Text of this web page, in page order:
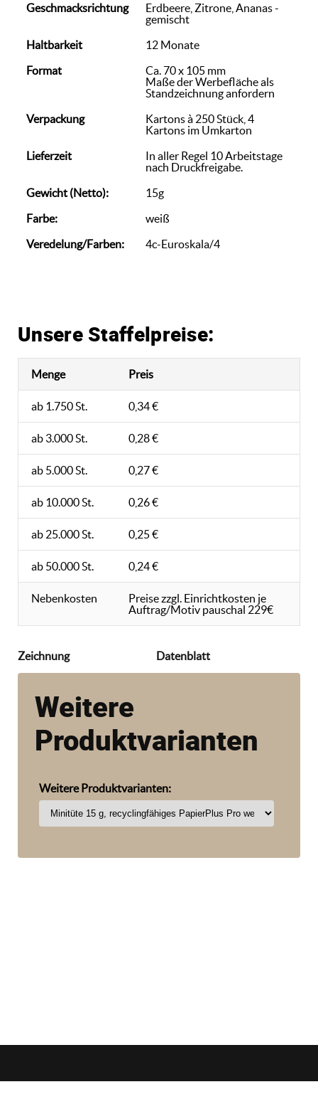
Geschmacksrichtung
Erdbeere, Zitrone, Ananas -
gemischt
Haltbarkeit
12 Monate
Format
Ca. 70 x 105 mm
Maße der Werbefläche als
Standzeichnung anfordern
Verpackung
Kartons à 250 Stück, 4
Kartons im Umkarton
Lieferzeit
In aller Regel 10 Arbeitstage
nach Druckfreigabe.
Gewicht (Netto):
15g
Farbe:
weiß
Veredelung/Farben:
4c-Euroskala/4
Unsere Staffelpreise:
Menge Preis
ab 1.750 St. 0,34 €
ab 3.000 St. 0,28 €
ab 5.000 St. 0,27 €
ab 10.000 St. 0,26 €
ab 25.000 St. 0,25 €
ab 50.000 St. 0,24 €
Nebenkosten
Preise zzgl. Einrichtkosten je
Auftrag/Motiv pauschal 229€
Zeichnung Datenblatt
Weitere
Produktvarianten
Weitere Produktvarianten: